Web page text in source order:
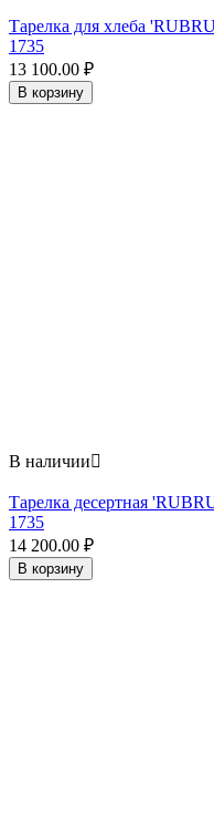
Тарелка для хлеба
1735
13 100.00 ₽
В корзину
В наличии
Тарелка десертная
1735
14 200.00 ₽
В корзину